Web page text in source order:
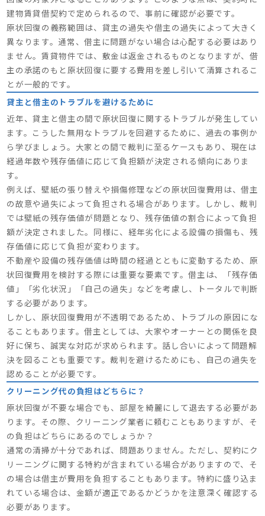
建物賃貸借契約で定められるので、事前に確認が必要です。
原状回復の義務範囲は、貸主の過失や借主の過失によって大きく
異なります。通常、借主に問題がない場合は心配する必要はあり
ません。賃貸物件では、敷金は返金されるものとなりますが、借
主の承諾のもと原状回復に要する費用を差し引いて清算されるこ
とが一般的です。
貸主と借主のトラブルを避けるために
近年、貸主と借主の間で原状回復に関するトラブルが発生してい
ます。こうした無用なトラブルを回避するために、過去の事例か
ら学びましょう。大家との間で裁判に至るケースもあり、現在は
経過年数や残存価値に応じて負担額が決定される傾向にありま
す。
例えば、壁紙の張り替えや損傷修理などの原状回復費用は、借主
の故意や過失によって負担される場合があります。しかし、裁判
では壁紙の残存価値が問題となり、残存価値の割合によって負担
額が決定されました。同様に、経年劣化による設備の損傷も、残
存価値に応じて負担が変わります。
不動産や設備の残存価値は時間の経過とともに変動するため、原
状回復費用を検討する際には重要な要素です。借主は、「残存価
値」「劣化状況」「自己の過失」などを考慮し、トータルで判断
する必要があります。
しかし、原状回復費用が不透明であるため、トラブルの原因にな
ることもあります。借主としては、大家やオーナーとの関係を良
好に保ち、誠実な対応が求められます。話し合いによって問題解
決を図ることも重要です。裁判を避けるためにも、自己の過失を
認めることが必要です。
クリーニング代の負担はどちらに？
原状回復が不要な場合でも、部屋を綺麗にして退去する必要があ
ります。その際、クリーニング業者に頼むこともありますが、そ
の負担はどちらにあるのでしょうか？
通常の清掃が十分であれば、問題ありません。ただし、契約にク
リーニングに関する特約が含まれている場合がありますので、そ
の場合は借主が費用を負担することもあります。特約に盛り込ま
れている場合は、金額が適正であるかどうかを注意深く確認する
必要があります。